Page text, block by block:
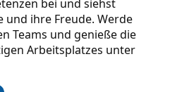
bei und siehst
ihre Freude. Werde
Teams und genieße die
Arbeitsplatzes unter